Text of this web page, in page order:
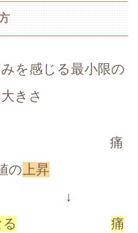
を感じる最小限の
きさ
の 上昇
↓
痛